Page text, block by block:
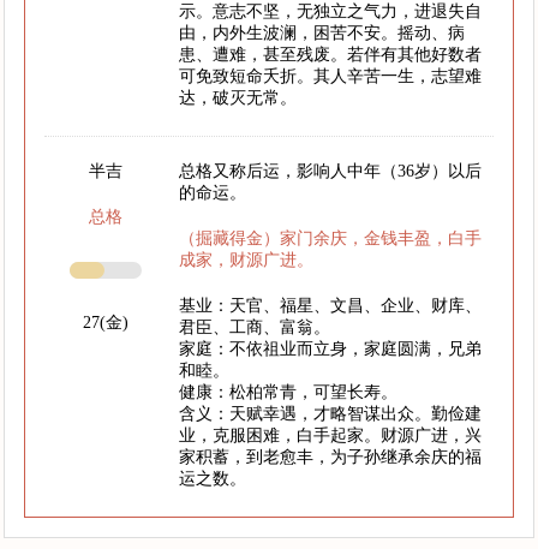
示。意志不坚，无独立之气力，进退失自
由，内外生波澜，困苦不安。摇动、病
患、遭难，甚至残废。若伴有其他好数者
可免致短命夭折。其人辛苦一生，志望难
达，破灭无常。
半吉
总格
27(金)
总格又称后运，影响人中年（36岁）以后
的命运。
（掘藏得金）家门余庆，金钱丰盈，白手
成家，财源广进。
基业：天官、福星、文昌、企业、财库、
君臣、工商、富翁。
家庭：不依祖业而立身，家庭圆满，兄弟
和睦。
健康：松柏常青，可望长寿。
含义：天赋幸遇，才略智谋出众。勤俭建
业，克服困难，白手起家。财源广进，兴
家积蓄，到老愈丰，为子孙继承余庆的福
运之数。